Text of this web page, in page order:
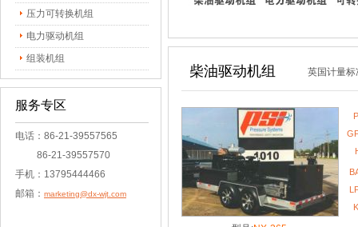
压力可转换机组
电力驱动机组
组装机组
服务专区
电话：86-21-39557565
86-21-39557570
手机：13795444466
邮箱： marketing@dx-wjt.com
柴油驱动机组 英国计量